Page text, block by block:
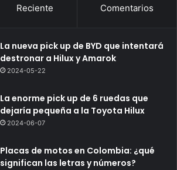
Reciente Comentarios
La nueva pick up de BYD que intentará
destronar a Hilux y Amarok
2024-05-22
La enorme pick up de 6 ruedas que
dejaría pequeña a la Toyota Hilux
2024-06-07
Placas de motos en Colombia: ¿qué
significan las letras y números?